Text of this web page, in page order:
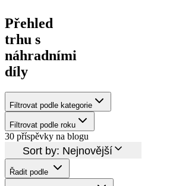
Přehled
trhu s
náhradními
díly
Filtrovat podle kategorie
Filtrovat podle roku
30 příspěvky na blogu
Sort by: Nejnovější
Řadit podle